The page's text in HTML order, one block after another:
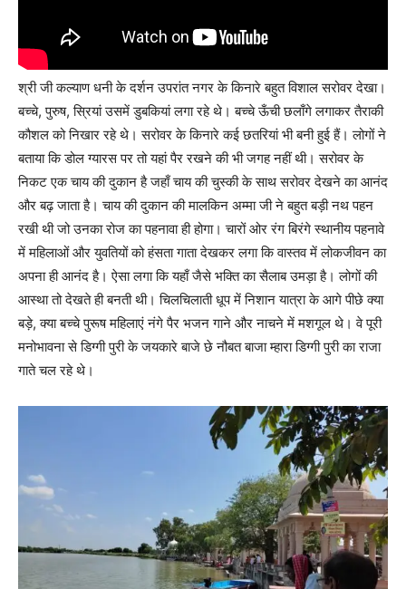
श्री जी कल्याण धनी के दर्शन उपरांत नगर के किनारे बहुत विशाल सरोवर देखा।
बच्चे, पुरुष, स्रियां उसमें डुबकियां लगा रहे थे। बच्चे ऊँची छलाँगे लगाकर तैराकी
कौशल को निखार रहे थे। सरोवर के किनारे कई छतरियां भी बनी हुई हैं। लोगों ने
बताया कि डोल ग्यारस पर तो यहां पैर रखने की भी जगह नहीं थी। सरोवर के
निकट एक चाय की दुकान है जहाँ चाय की चुस्की के साथ सरोवर देखने का आनंद
और बढ़ जाता है। चाय की दुकान की मालकिन अम्मा जी ने बहुत बड़ी नथ पहन
रखी थी जो उनका रोज का पहनावा ही होगा। चारों ओर रंग बिरंगे स्थानीय पहनावे
में महिलाओं और युवतियों को हंसता गाता देखकर लगा कि वास्तव में लोकजीवन का
अपना ही आनंद है। ऐसा लगा कि यहाँ जैसे भक्ति का सैलाब उमड़ा है। लोगों की
आस्था तो देखते ही बनती थी। चिलचिलाती धूप में निशान यात्रा के आगे पीछे क्या
बड़े, क्या बच्चे पुरूष महिलाएं नंगे पैर भजन गाने और नाचने में मशगूल थे। वे पूरी
मनोभावना से डिग्गी पुरी के जयकारे बाजे छे नौबत बाजा म्हारा डिग्गी पुरी का राजा
गाते चल रहे थे।